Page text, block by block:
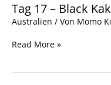
Tag 17 – Black
Australien / Von Momo
Tag
17
–
Kakadu
Read More »